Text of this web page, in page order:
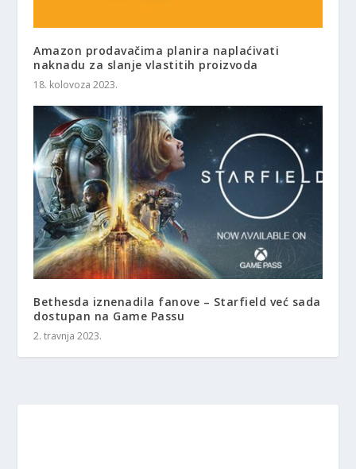
Amazon prodavačima planira naplaćivati
naknadu za slanje vlastitih proizvoda
18. kolovoza 2023.
Bethesda iznenadila fanove – Starfield već sada
dostupan na Game Passu
2. travnja 2023.